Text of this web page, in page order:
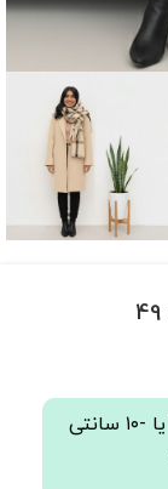
تمامی ارتفاع گیاهان ممکن است +۱۰ یا -۱۰ سانتی